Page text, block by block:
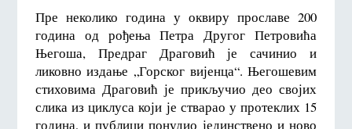
Пре неколико година у оквиру прославе 200
година од рођења Петра Другог Петровића
Његоша, Предраг Драговић је сачинио и
ликовно издање „Горског вијенца“. Његошевим
стиховима Драговић је прикључио део својих
слика из циклуса који је стварао у протеклих 15
година, и публици понудио јединствено и ново